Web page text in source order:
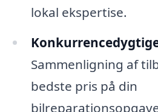
lokal ekspertise.
Sammenligning af
bedste pris på din